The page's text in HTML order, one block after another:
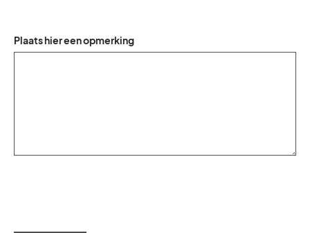
Plaats hier een opmerking